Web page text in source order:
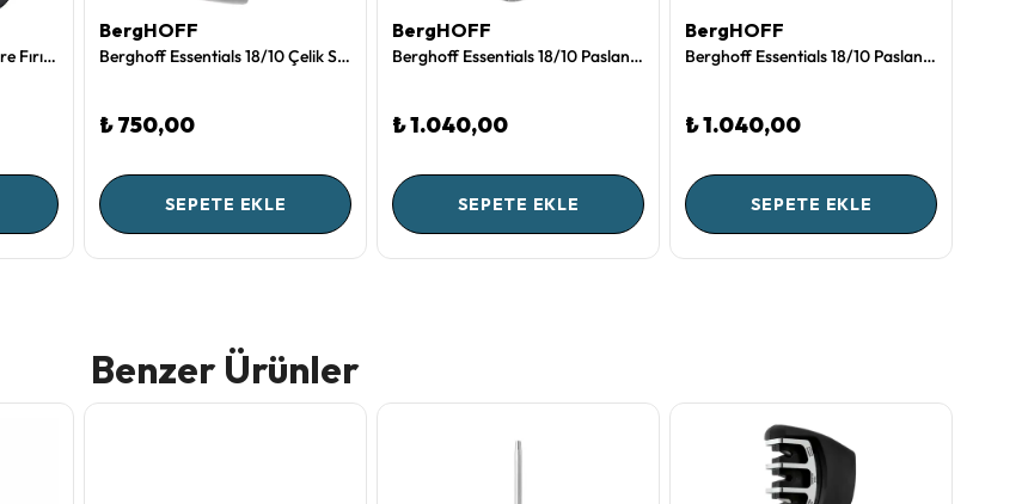
Berghoff Gem Seramik Kare Fırın Kabı 19x19x4,50cm
BergHOFF
Berghoff Essentials 18/10 Çelik Spatula
₺ 750,00
SEPETE EKLE
BergHOFF
Berghoff Essentials 18/10 Paslanmaz Çelik Kevgir 36 cm
₺ 1.040,00
SEPETE EKLE
BergHOFF
Berghoff Essentials 18/10 Paslanmaz Çelik Kepçe 33 Cm
₺ 1.040,00
SEPETE EKLE
Benzer Ürünler